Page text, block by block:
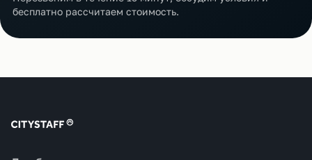
бесплатно рассчитаем стоимость.